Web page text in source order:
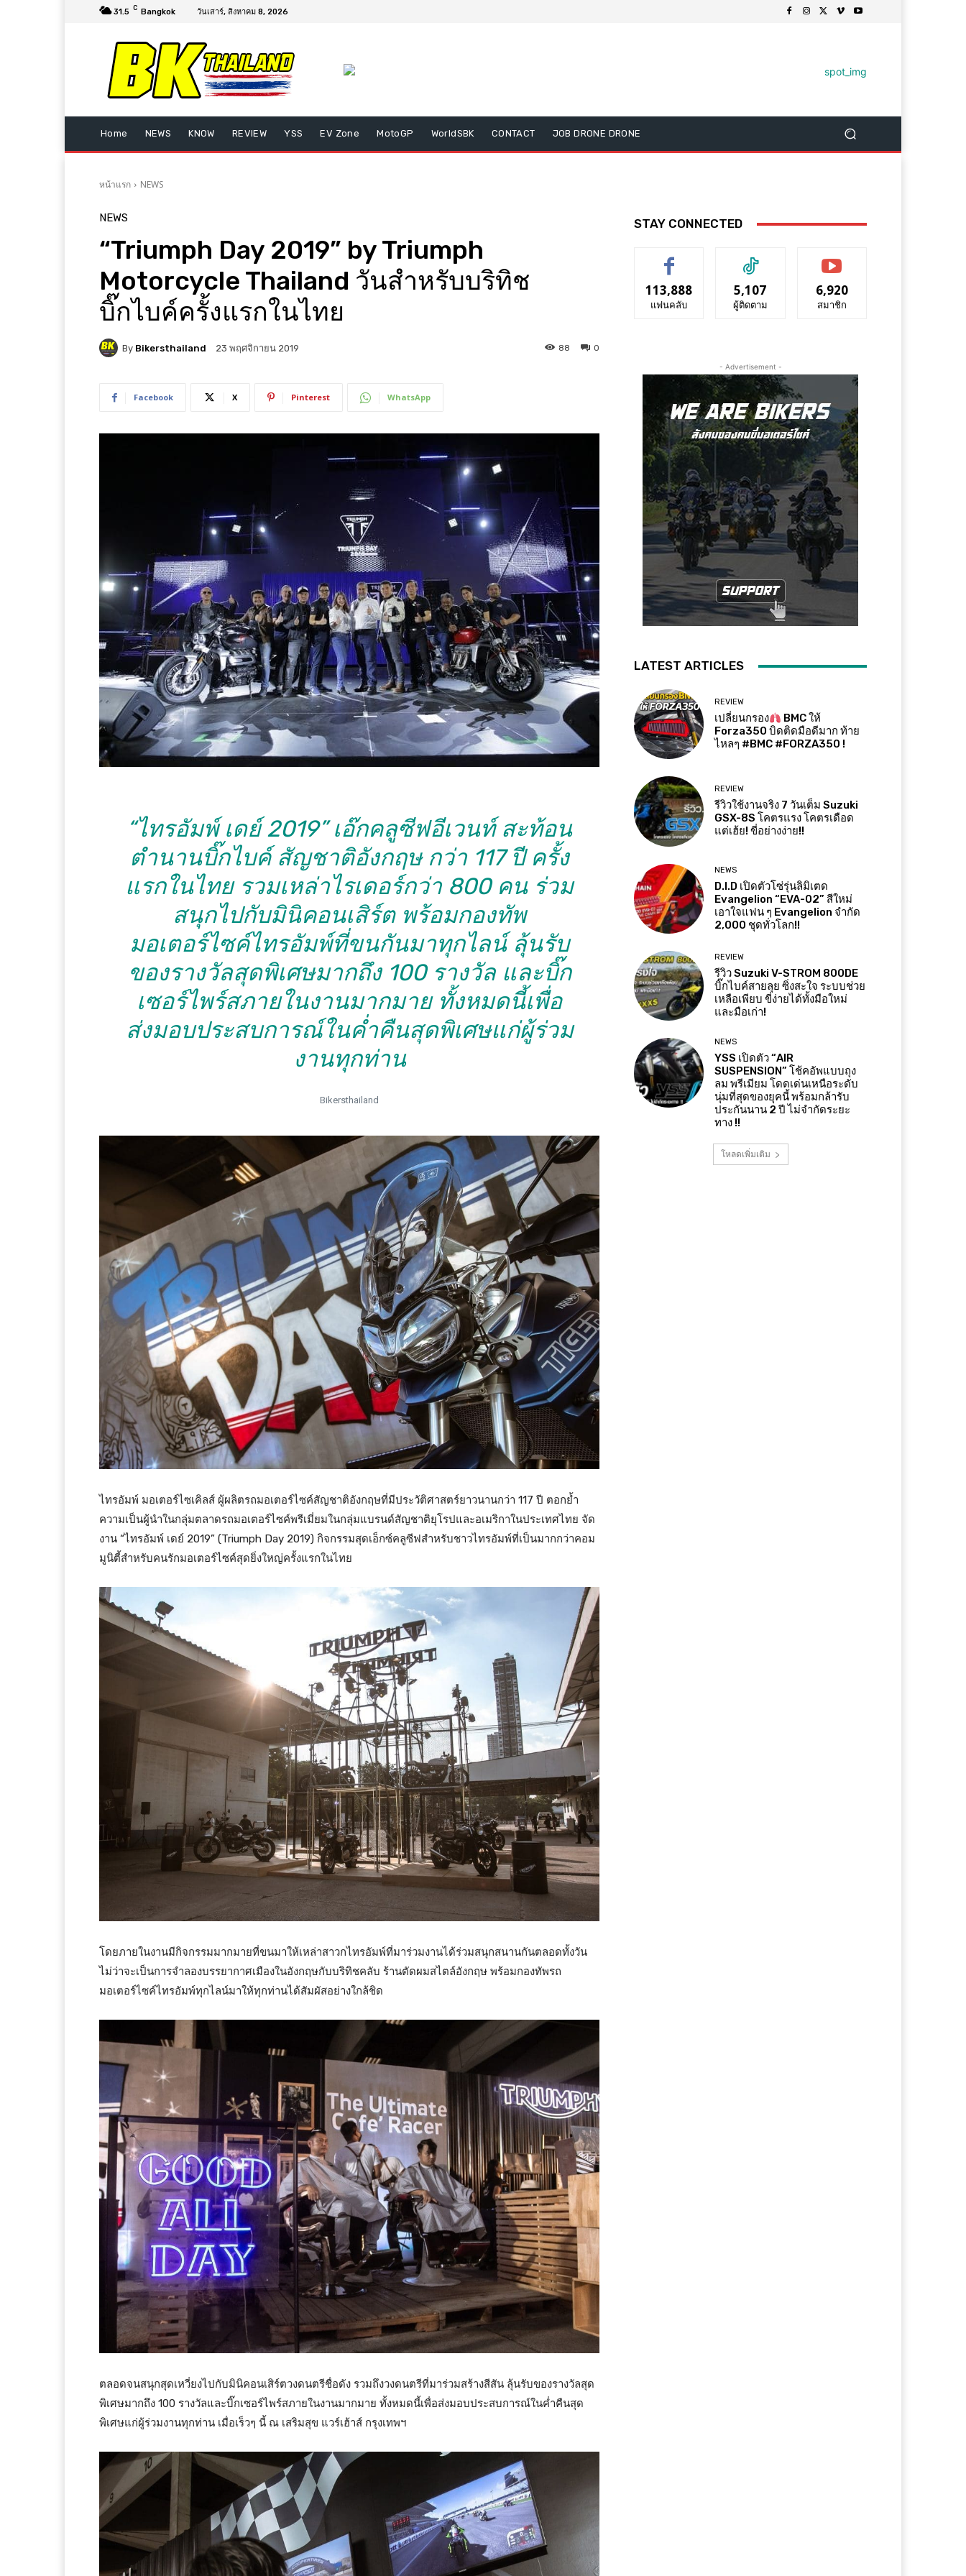
31.5 C Bangkok วันเสาร์, สิงหาคม 8, 2026
Home NEWS KNOW REVIEW YSS EV Zone MotoGP WorldSBK CONTACT JOB DRONE DRONE
หน้าแรก NEWS
NEWS
“Triumph Day 2019” by Triumph
Motorcycle Thailand วันสำหรับบริทิช
บิ๊กไบค์ครั้งแรกในไทย
By Bikersthailand 23 พฤศจิกายน 2019 0
88
Facebook X Pinterest WhatsApp
“ไทรอัมพ์ เดย์ 2019” เอ๊กคลูซีฟอีเวนท์ สะท้อน
ตำนานบิ๊กไบค์ สัญชาติอังกฤษ กว่า 117 ปี ครั้ง
แรกในไทย รวมเหล่าไรเดอร์กว่า 800 คน ร่วม
สนุกไปกับมินิคอนเสิร์ต พร้อมกองทัพ
มอเตอร์ไซค์ไทรอัมพ์ที่ขนกันมาทุกไลน์ ลุ้นรับ
ของรางวัลสุดพิเศษมากถึง 100 รางวัล และบิ๊ก
เซอร์ไพร์สภายในงานมากมาย ทั้งหมดนี้เพื่อ
ส่งมอบประสบการณ์ในค่ำคืนสุดพิเศษแก่ผู้ร่วม
งานทุกท่าน
Bikersthailand
ไทรอัมพ์ มอเตอร์ไซเคิลส์ ผู้ผลิตรถมอเตอร์ไซค์สัญชาติอังกฤษที่มีประวัติศาสตร์ยาวนานกว่า 117 ปี ตอกย้ำ
ความเป็นผู้นำในกลุ่มตลาดรถมอเตอร์ไซค์พรีเมี่ยมในกลุ่มแบรนด์สัญชาติยุโรปและอเมริกาในประเทศไทย จัด
งาน “ไทรอัมพ์ เดย์ 2019” (Triumph Day 2019) กิจกรรมสุดเอ็กซ์คลูซีฟสำหรับชาวไทรอัมพ์ที่เป็นมากกว่าคอม
มูนิตี้สำหรับคนรักมอเตอร์ไซค์สุดยิ่งใหญ่ครั้งแรกในไทย
โดยภายในงานมีกิจกรรมมากมายที่ขนมาให้เหล่าสาวกไทรอัมพ์ที่มาร่วมงานได้ร่วมสนุกสนานกันตลอดทั้งวัน
ไม่ว่าจะเป็นการจำลองบรรยากาศเมืองในอังกฤษกับบริทิชคลับ ร้านตัดผมสไตล์อังกฤษ พร้อมกองทัพรถ
มอเตอร์ไซค์ไทรอัมพ์ทุกไลน์มาให้ทุกท่านได้สัมผัสอย่างใกล้ชิด
ตลอดจนสนุกสุดเหวี่ยงไปกับมินิคอนเสิร์ตวงดนตรีชื่อดัง รวมถึงวงดนตรีที่มาร่วมสร้างสีสัน ลุ้นรับของรางวัลสุด
พิเศษมากถึง 100 รางวัลและบิ๊กเซอร์ไพร์สภายในงานมากมาย ทั้งหมดนี้เพื่อส่งมอบประสบการณ์ในค่ำคืนสุด
พิเศษแก่ผู้ร่วมงานทุกท่าน เมื่อเร็วๆ นี้ ณ เสริมสุข แวร์เฮ้าส์ กรุงเทพฯ
STAY CONNECTED
113,888
แฟนคลับ
5,107
ผู้ติดตาม
6,920
สมาชิก
- Advertisement -
LATEST ARTICLES
REVIEW
เปลี่ยนกรอง
BMC ให้
Forza350 บิดติดมือดีมาก ท้าย
ไหลๆ #BMC #FORZA350 !
REVIEW
รีวิวใช้งานจริง 7 วันเต็ม Suzuki
GSX-8S โคตรแรง โคตรเดือด
แต่เฮ้ย! ขี่อย่างง่าย!!
NEWS
D.I.D เปิดตัวโซ่รุ่นลิมิเตด
Evangelion “EVA-02” สีใหม่
เอาใจแฟน ๆ Evangelion จำกัด
2,000 ชุดทั่วโลก!!
REVIEW
รีวิว Suzuki V-STROM 800DE
บิ๊กไบค์สายลุย ซิ่งสะใจ ระบบช่วย
เหลือเพียบ ขี่ง่ายได้ทั้งมือใหม่
และมือเก่า!
NEWS
YSS เปิดตัว “AIR
SUSPENSION” โช้คอัพแบบถุง
ลม พรีเมียม โดดเด่นเหนือระดับ
นุ่มที่สุดของยุคนี้ พร้อมกล้ารับ
ประกันนาน 2 ปี ไม่จำกัดระยะ
ทาง !!
โหลดเพิ่มเติม